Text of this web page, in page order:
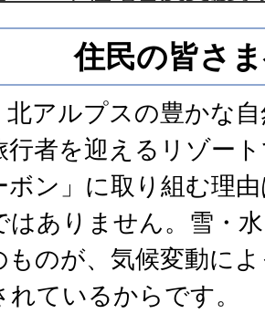
住民の皆さ
北アルプスの豊かな
行者を迎えるリゾー
ボン」に取り組む理
はありません。雪・
ものが、気候変動に
ているからです。